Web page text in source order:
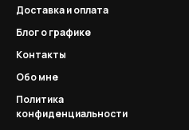
Доставка и оплата
Блог о графике
Контакты
Обо мне
Политика
конфиденциальности